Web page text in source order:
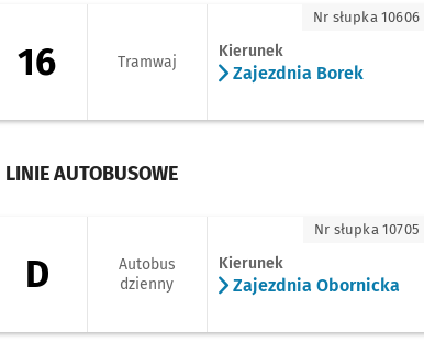
16 - kierunek Zajezdnia Borek
16 Tramwaj
Kierunek
Zajezdnia Borek
Nr słupka 10606
LINIE AUTOBUSOWE
D - kierunek Zajezdnia Obornicka
D
Autobus
dzienny
Kierunek
Zajezdnia Obornicka
Nr słupka 10705